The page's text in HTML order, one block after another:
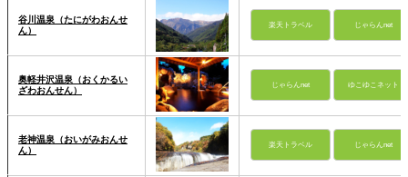
谷川温泉（たにがわおんせ
ん）
楽天トラベル じゃらんnet
奥軽井沢温泉（おくかるい
ざわおんせん）
じゃらんnet ゆこゆこネット
老神温泉（おいがみおんせ
ん）
楽天トラベル じゃらんnet